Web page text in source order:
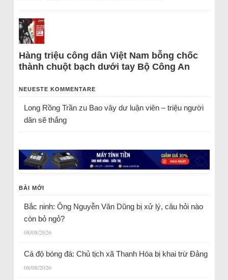
Hàng triệu công dân Việt Nam bỗng chốc
thành chuột bạch dưới tay Bộ Công An
NEUESTE KOMMENTARE
Long Rồng Trầnzu Bao vây dư luận viên – triệu người
dân sẽ thắng
BÀI MỚI
Bắc ninh: Ông Nguyễn Văn Dũng bị xử lý, câu hỏi nào
còn bỏ ngỏ?
08/08/2026
Cá độ bóng đá: Chủ tịch xã Thanh Hóa bị khai trừ Đảng
08/08/2026